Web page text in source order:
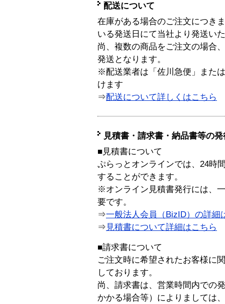
配送について
在庫がある場合のご注文につき
いる発送日にて当社より発送い
尚、複数の商品をご注文の場合
発送となります。
※配送業者は「佐川急便」また
けます
⇒配送について詳しくはこちら
見積書・請求書・納品書等の
■見積書について
ぷらっとオンラインでは、24時
することができます。
※オンライン見積書発行には、
要です。
⇒一般法人会員（BizID）の詳細
⇒ 見積書について詳細はこちら
■請求書について
ご注文時に希望されたお客様に
しております。
尚、請求書は、営業時間内での
かかる場合等）によりましては